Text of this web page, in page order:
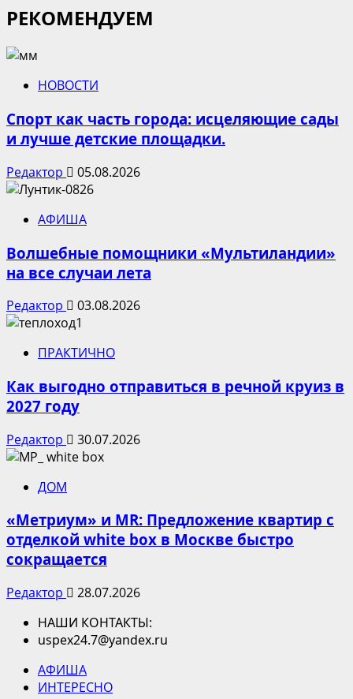
РЕКОМЕНДУЕМ
НОВОСТИ
Спорт как часть города: исцеляющие сады
и лучше детские площадки.
Редактор 05.08.2026
АФИША
Волшебные помощники «Мультиландии»
на все случаи лета
Редактор 03.08.2026
ПРАКТИЧНО
Как выгодно отправиться в речной круиз в
2027 году
Редактор 30.07.2026
ДОМ
«Метриум» и MR: Предложение квартир с
отделкой white box в Москве быстро
сокращается
Редактор
28.07.2026
НАШИ КОНТАКТЫ:
uspex24.7@yandex.ru
АФИША
ИНТЕРЕСНО